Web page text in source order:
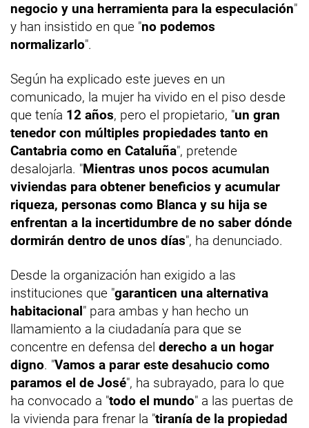
negocio y una herramienta para la especulación"
y han insistido en que "no podemos
normalizarlo".
Según ha explicado este jueves en un
comunicado, la mujer ha vivido en el piso desde
que tenía 12 años, pero el propietario, "un gran
tenedor con múltiples propiedades tanto en
Cantabria como en Cataluña", pretende
desalojarla. "Mientras unos pocos acumulan
viviendas para obtener beneficios y acumular
riqueza, personas como Blanca y su hija se
enfrentan a la incertidumbre de no saber dónde
dormirán dentro de unos días", ha denunciado.
Desde la organización han exigido a las
instituciones que "garanticen una alternativa
habitacional" para ambas y han hecho un
llamamiento a la ciudadanía para que se
concentre en defensa del derecho a un hogar
digno. "Vamos a parar este desahucio como
paramos el de José", ha subrayado, para lo que
ha convocado a "todo el mundo" a las puertas de
la vivienda para frenar la "tiranía de la propiedad